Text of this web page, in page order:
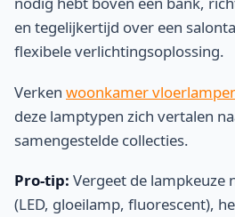
en tegelijkertijd over een
flexibele verlichtingsoplossing.
Verken woonkamer
deze lamptypen zich vertalen
samengestelde collecties.
Pro-tip: Vergeet de lampkeuze
(LED, gloeilamp, fluorescent),